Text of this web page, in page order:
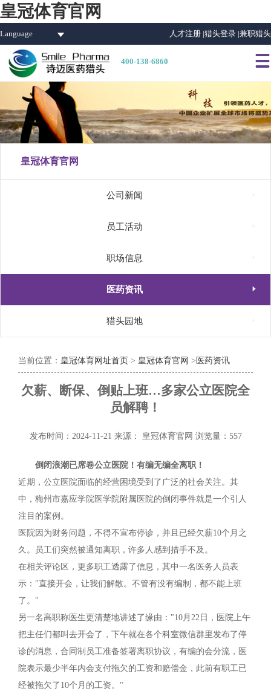
皇冠体育官网
Language 人才注册 |猎头登录 |兼职猎头
400-138-6860 
皇冠体育官网
公司新闻
员工活动
职场信息
医药资讯 
猎头园地
当前位置： 皇冠体育网址首页 > 皇冠体育官网 > 医药资讯
欠薪、断保、倒贴上班…多家公立医院全
员解聘！
发布时间：2024-11-21 来源： 皇冠体育官网 浏览量：557
倒闭浪潮已席卷公立医院！有编无编全离职！
近期，公立医院面临的经营困境受到了广泛的社会关注。其
中，梅州市嘉应学院医学院附属医院的倒闭事件就是一个引人
注目的案例。
医院因为财务问题，不得不宣布停诊，并且已经欠薪10个月之
久。员工们突然被通知离职，许多人感到措手不及。
在相关评论区，更多职工透露了信息，其中一名医务人员表
示："直接开会，让我们解散。不管有没有编制，都不能上班
了。"
另一名高职称医生更清楚地讲述了缘由："10月22日，医院上午
把主任们都叫去开会了，下午就在各个科室微信群里发布了停
诊的消息，合同制员工准备签署离职协议，有编的会分流，医
院表示最少半年内会支付拖欠的工资和赔偿金，此前有职工已
经被拖欠了10个月的工资。"